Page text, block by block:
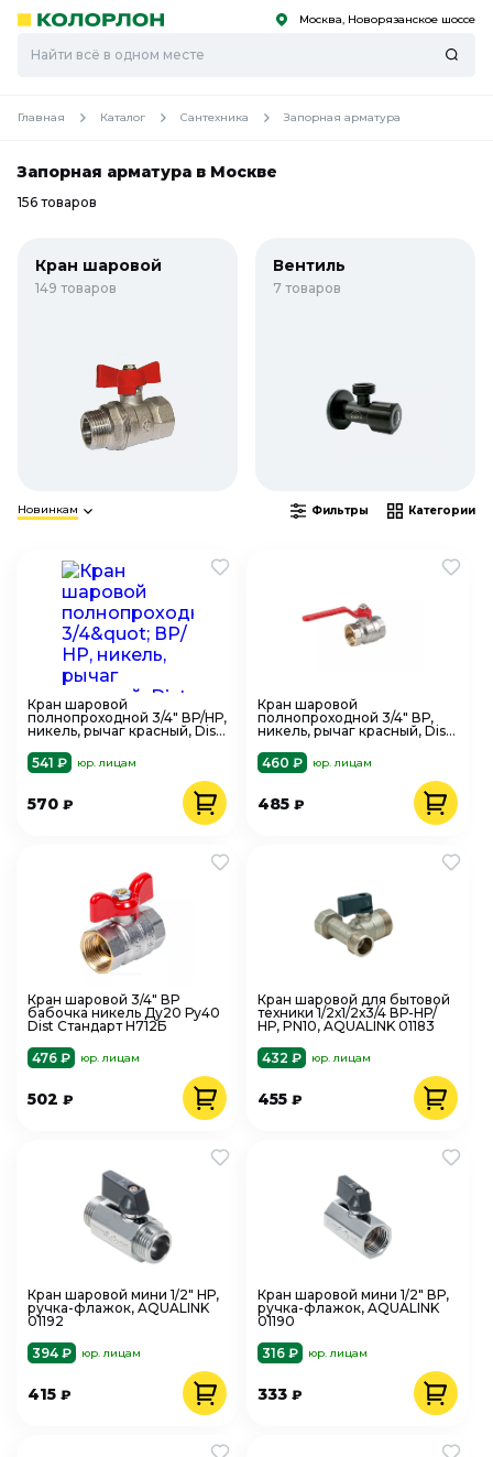
Скоро
Скоро Москва, Новорязанское шоссе
Главная Каталог Сантехника Запорная арматура
Запорная арматура в Москве
156 товаров
Кран шаровой
149 товаров
Вентиль
7 товаров
Новинкам Фильтры Категории
Кран шаровой
полнопроходной 3/4" ВР/НР,
никель, рычаг красный, Dist
541 ₽
юр. лицам
570 ₽
Кран шаровой
полнопроходной 3/4" ВР,
никель, рычаг красный, Dist
460 ₽
юр. лицам
485₽
Кран шаровой 3/4" ВР
бабочка никель Ду20 Ру40
Dist Стандарт Н712Б
476 ₽
юр. лицам
502 ₽
Кран шаровой для бытовой
техники 1/2х1/2х3/4 ВР-НР/
НР, PN10, AQUALINK 01183
432 ₽
юр. лицам
455₽
Кран шаровой мини 1/2" НР,
ручка-флажок, AQUALINK
01192
394 ₽
юр. лицам
415 ₽
Кран шаровой мини 1/2" ВР,
ручка-флажок, AQUALINK
01190
316 ₽
юр. лицам
333₽